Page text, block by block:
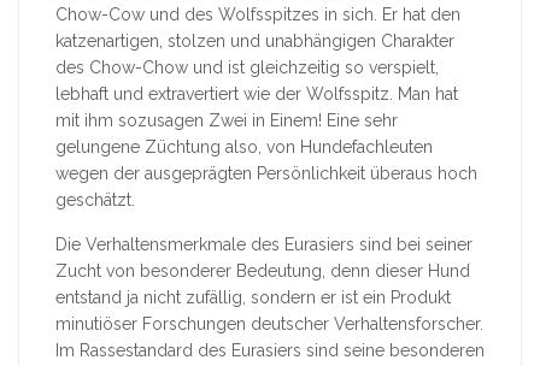
Chow-Cow und des Wolfsspitzes in sich. Er hat den
katzenartigen, stolzen und unabhängigen Charakter
des Chow-Chow und ist gleichzeitig so verspielt,
lebhaft und extravertiert wie der Wolfsspitz. Man hat
mit ihm sozusagen Zwei in Einem! Eine sehr
gelungene Züchtung also, von Hundefachleuten
wegen der ausgeprägten Persönlichkeit überaus hoch
geschätzt.
Die Verhaltensmerkmale des Eurasiers sind bei seiner
Zucht von besonderer Bedeutung, denn dieser Hund
entstand ja nicht zufällig, sondern er ist ein Produkt
minutiöser Forschungen deutscher Verhaltensforscher.
Im Rassestandard des Eurasiers sind seine besonderen